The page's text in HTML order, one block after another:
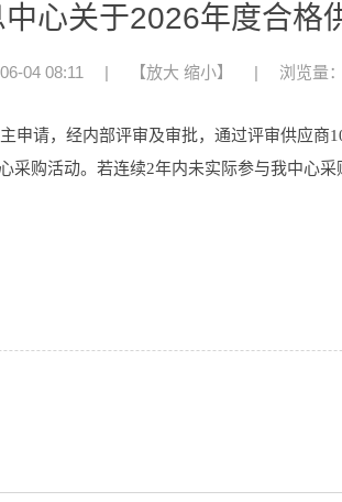
心关于2026年度合格
04 08:11 | 【放大 缩小】 | 浏览量
申请，经内部评审及审批，通过评审供应商
采购活动。若连续2年内未实际参与我中心采